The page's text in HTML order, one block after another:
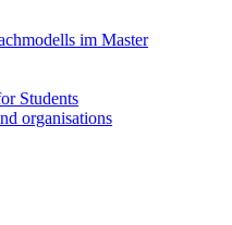
im Master
Students
organisations